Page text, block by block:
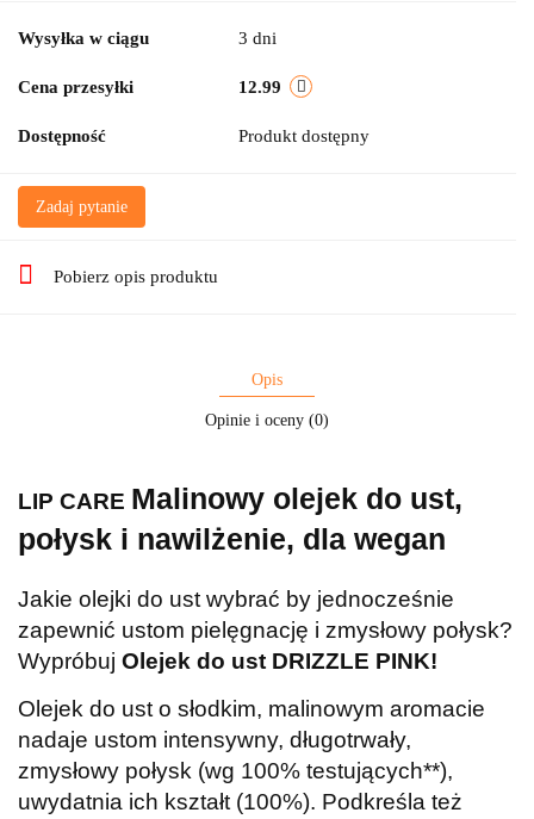
Wysyłka w ciągu 3 dni
Cena przesyłki 12.99
Dostępność Produkt dostępny
Zadaj pytanie
Pobierz opis produktu
Opis
Opinie i oceny (0)
LIP CARE Malinowy olejek do ust,
połysk i nawilżenie, dla wegan
Jakie olejki do ust wybrać by jednocześnie
zapewnić ustom pielęgnację i zmysłowy połysk?
Wypróbuj Olejek do ust DRIZZLE PINK!
Olejek do ust o słodkim, malinowym aromacie
nadaje ustom intensywny, długotrwały,
zmysłowy połysk (wg 100% testujących**),
uwydatnia ich kształt (100%). Podkreśla też